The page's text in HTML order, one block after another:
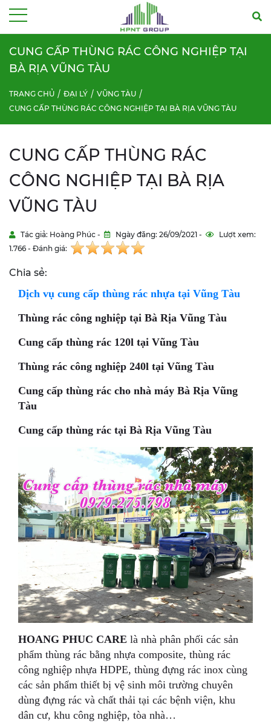
CUNG CẤP THÙNG RÁC CÔNG NGHIỆP TẠI
BÀ RỊA VŨNG TÀU
TRANG CHỦ ĐẠI LÝ
VŨNG TÀU
CUNG CẤP THÙNG RÁC CÔNG NGHIỆP TẠI BÀ RỊA VŨNG TÀU
CUNG CẤP THÙNG RÁC
CÔNG NGHIỆP TẠI BÀ RỊA
VŨNG TÀU
Tác giả: Hoàng Phúc - Ngày đăng: 26/09/2021 -
Lượt xem:
1.766 - Đánh giá:
Chia sẻ:
Dịch vụ cung cấp thùng rác nhựa tại Vũng Tàu
Thùng rác công nghiệp tại Bà Rịa Vũng Tàu
Cung cấp thùng rác 120l tại Vũng Tàu
Thùng rác công nghiệp 240l tại Vũng Tàu
Cung cấp thùng rác cho nhà máy Bà Rịa Vũng
Tàu
Cung cấp thùng rác tại Bà Rịa Vũng Tàu
HOANG PHUC CARE là nhà phân phối các sản
phẩm thùng rác bằng nhựa composite, thùng rác
công nghiệp nhựa HDPE, thùng đựng rác inox cùng
các sản phẩm thiết bị vệ sinh môi trường chuyên
dùng đựng rác và chất thải tại các bệnh viện, khu
dân cư, khu công nghiệp, tòa nhà…